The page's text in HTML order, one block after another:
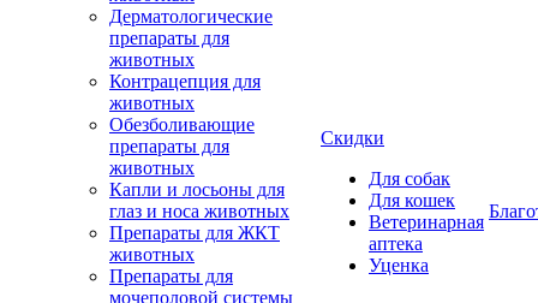
Дерматологические
препараты для
животных
Контрацепция для
животных
Обезболивающие
препараты для
животных
Капли и лосьоны для
глаз и носа животных
Препараты для ЖКТ
животных
Препараты для
мочеполовой системы
Скидки
Для собак
Для кошек
Ветеринарная
аптека
Уценка